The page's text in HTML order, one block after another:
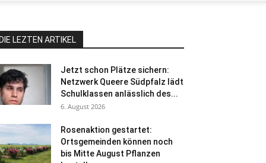
DIE LEZTEN ARTIKEL
Jetzt schon Plätze sichern:
Netzwerk Queere Südpfalz lädt
Schulklassen anlässlich des...
6. August 2026
Rosenaktion gestartet:
Ortsgemeinden können noch
bis Mitte August Pflanzen